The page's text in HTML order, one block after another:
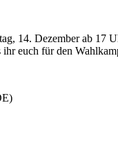
14. Dezember ab
euch für den